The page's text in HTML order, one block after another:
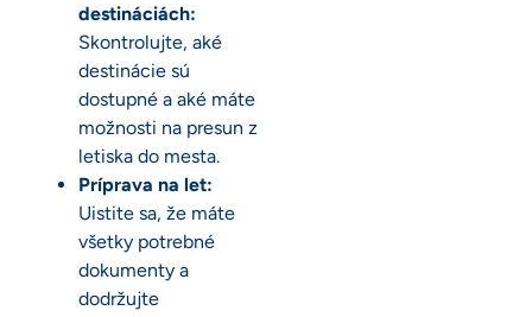
destináciách:
Skontrolujte, aké
destinácie sú
dostupné a aké máte
možnosti na presun z
letiska do mesta.
Príprava na let:
Uistite sa, že máte
všetky potrebné
dokumenty a
dodržujte